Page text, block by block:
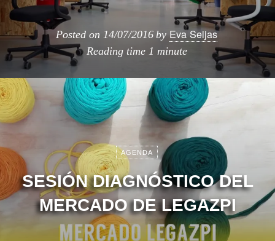
Posted on 14/07/2016 by Eva Seijas
Reading time 1 minute
AGENDA
SESIÓN DIAGNÓSTICO DEL
MERCADO DE LEGAZPI